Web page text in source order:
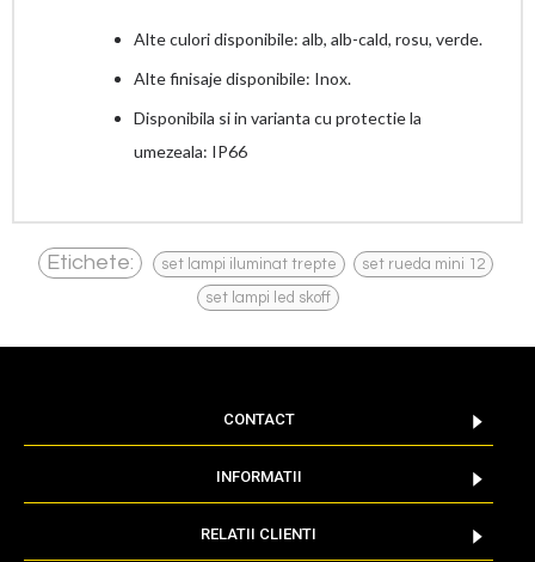
Alte culori disponibile: alb, alb-cald, rosu, verde.
Alte finisaje disponibile: Inox.
Disponibila si in varianta cu protectie la
umezeala: IP66
Etichete: set lampi iluminat trepte set rueda mini 12
set lampi led skoff
CONTACT
INFORMATII
RELATII CLIENTI